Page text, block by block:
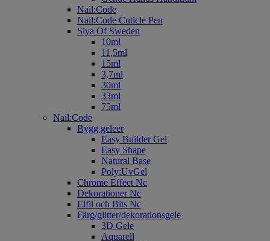
Nail:Code
Nail:Code Cuticle Pen
Siya Of Sweden
10ml
11,5ml
15ml
3,7ml
30ml
33ml
75ml
Nail:Code
Bygg geleer
Easy Builder Gel
Easy Shape
Natural Base
Poly:UvGel
Chrome Effect Nc
Dekorationer Nc
Elfil och Bits Nc
Färg/glitter/dekorationsgele
3D Gele
Aquarell